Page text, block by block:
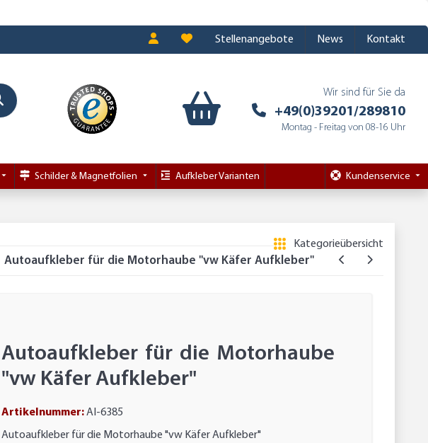
Stellenangebote News Kontakt
Wir sind für Sie da
+49(0)39201/289810
Montag - Freitag von 08-16 Uhr
Schilder & Magnetfolien Aufkleber Varianten Kundenservice
Autoaufkleber für die Motorhaube "vw Käfer Aufkleber"
Kategorieübersicht
Autoaufkleber für die Motorhaube
"vw Käfer Aufkleber"
Artikelnummer:AI-6385
Autoaufkleber für die Motorhaube "vw Käfer Aufkleber"